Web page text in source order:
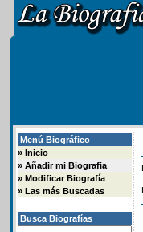
Menú Biográfico
» Inicio
» Añadir mi Biografia
» Modificar Biografía
» Las más Buscadas
Busca Biografías